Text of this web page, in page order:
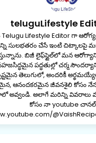
teluguLifestyle
Telugu Lifestyle Editor గా
సులభతరం చేసే ఇంటి చిట్కాలపై
బిజీ లైఫ్‌స్టైల్‌లో మన
పద్ధతుల్లో చర్మ
తెలుగులో, అందరికీ
ఆనందకరమైన జీవనశైలి కోసం
అవ్వండి. అలాగే మరిన్ని
కోసం నా youtube చానల్